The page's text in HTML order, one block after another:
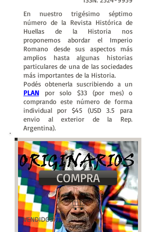
En nuestro trigésimo séptimo
número de la Revista Histórica de
Huellas de la Historia nos
proponemos abordar el Imperio
Romano desde sus aspectos más
amplios hasta algunas historias
particulares de una de las sociedades
más importantes de la Historia.
Podés obtenerla suscribiendo a un
PLAN
por solo $33 (por mes) o
comprando este número de forma
individual por $45 (USD 3.5 para
envio al exterior de la Rep.
Argentina).
COMPRA
VENDIDOS: 7